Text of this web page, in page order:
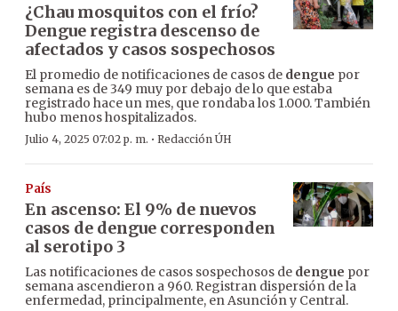
¿Chau mosquitos con el frío?
Dengue registra descenso de
afectados y casos sospechosos
El promedio de notificaciones de casos de dengue por
semana es de 349 muy por debajo de lo que estaba
registrado hace un mes, que rondaba los 1.000. También
hubo menos hospitalizados.
Julio 4, 2025 07:02 p. m. · Redacción ÚH
País
En ascenso: El 9% de nuevos
casos de dengue corresponden
al serotipo 3
Las notificaciones de casos sospechosos de dengue por
semana ascendieron a 960. Registran dispersión de la
enfermedad, principalmente, en Asunción y Central.